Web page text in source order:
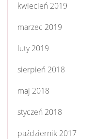
kwiecień 2019
marzec 2019
luty 2019
sierpień 2018
maj 2018
styczeń 2018
październik 2017